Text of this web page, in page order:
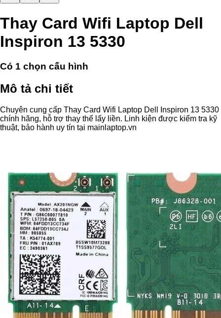
Thay Card Wifi Laptop Dell
Inspiron 13 5330
Có 1 chọn cấu hình
Mô tả chi tiết
Chuyên cung cấp Thay Card Wifi Laptop Dell Inspiron 13 5330
chính hãng, hỗ trợ thay thế lấy liền. Linh kiện được kiểm tra kỹ
thuật, bảo hành uy tín tại mainlaptop.vn